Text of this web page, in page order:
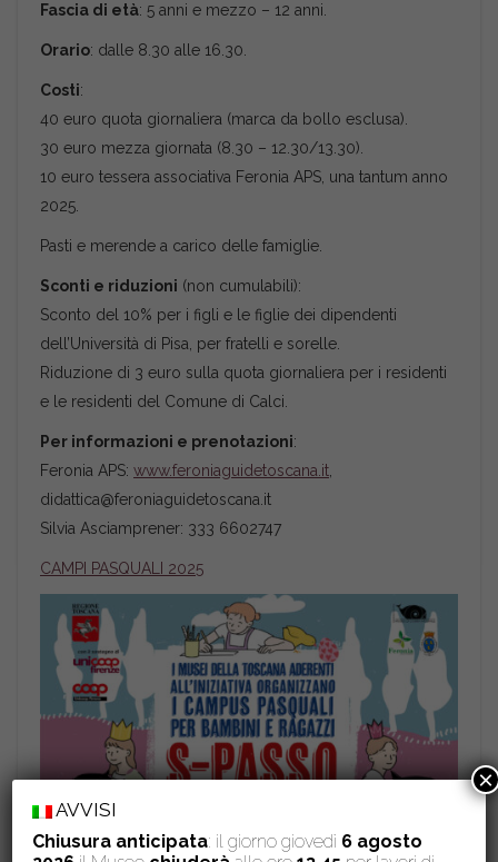
Fascia di età: 5 anni e mezzo – 12 anni.
Orario: dalle 8.30 alle 16.30.
Costi:
40 euro quota giornaliera (marca da bollo esclusa).
30 euro mezza giornata (8.30 – 12.30/13.30).
10 euro tessera associativa Feronia APS, una tantum anno
2025.
Pasti e merende a carico delle famiglie.
Sconti e riduzioni (non cumulabili):
Sconto del 10% per i figli e le figlie dei dipendenti
dell’Università di Pisa, per fratelli e sorelle.
Riduzione di 3 euro sulla quota giornaliera per i residenti
e le residenti del Comune di Calci.
Per informazioni e prenotazioni:
Feronia APS: www.feroniaguidetoscana.it
didattica@feroniaguidetoscana.it
Silvia Asciamprener: 333 6602747
CAMPI PASQUALI 2025
AVVISI
Chiusura anticipata: il giorno giovedì 6 agosto
×